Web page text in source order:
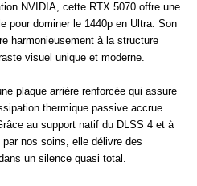
NVIDIA, cette RTX 5070 offre une
pour dominer le 1440p en Ultra. Son
harmonieusement à la structure
visuel unique et moderne.
plaque arrière renforcée qui assure
thermique passive accrue
au support natif du DLSS 4 et à
nos soins, elle délivre des
un silence quasi total.